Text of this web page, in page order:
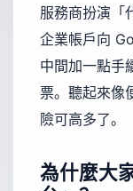
服務商扮演
企業帳戶向
中間加一點手
票。聽起來像
險可高多了。
為什麼大